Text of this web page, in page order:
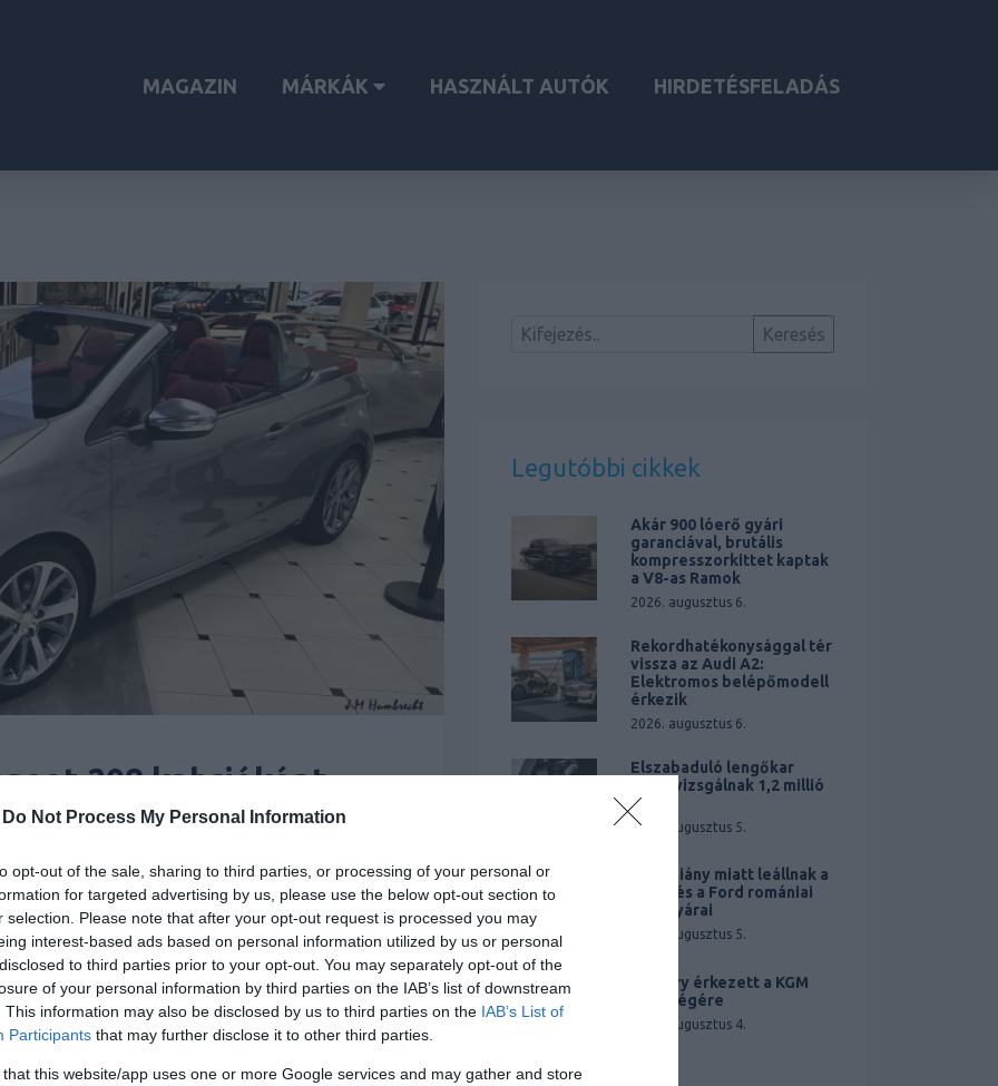
Do Not Process My Personal Information
opt-out of the sale, sharing to third parties, or processing of your personal or
for targeted advertising by us, please use the below opt-out section to
selection. Please note that after your opt-out request is processed you may
interest-based ads based on personal information utilized by us or personal
to third parties prior to your opt-out. You may separately opt-out of the
of your personal information by third parties on the IAB’s list of downstream
This information may also be disclosed by us to third parties on the IAB’s List of
Participants that may further disclose it to other third parties.
that this website/app uses one or more Google services and may gather and store
MAGAZIN MÁRKÁK HASZNÁLT AUTÓK HIRDETÉSFELADÁS
208 kabrióként
207,autós hírek,kabrió, Peugeot
ragaszkodott a nyitható tetős
ez a változat nem került fel. Pedig készen
felbukkant példány is bizonyít.
a nyitható tetős változatok, először
A 206 és 207 generáció képviselte
a 208-asra került volna a sor, hirtelen óriásit
bemutatásra a kabrió kivitel.
Legutóbbi cikkek
Akár 900 lóerő gyári
garanciával, brutális
kompresszorkittet kaptak
a V8-as Ramok
2026. augusztus 6.
Rekordhatékonysággal tér
vissza az Audi A2:
Elektromos belépőmodell
érkezik
2026. augusztus 6.
Elszabaduló lengőkar
miatt vizsgálnak 1,2 millió
Teslát
2026. augusztus 5.
Áramhiány miatt leállnak a
Dacia és a Ford romániai
autógyárai
2026. augusztus 5.
A Chery érkezett a KGM
segítségére
2026. augusztus 4.